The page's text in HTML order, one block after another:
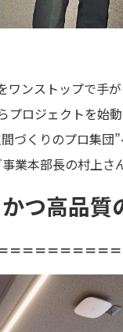
ンストップで手
ロジェクトを始
づくりのプロ集
業本部長の村上さ
つ高品質
＝＝＝＝＝＝＝